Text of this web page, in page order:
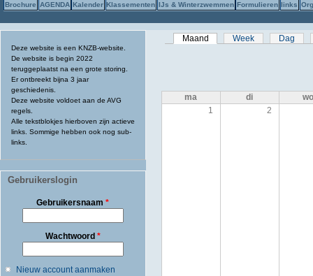
Brochure AGENDA Kalender Klassementen IJs & Winterzwemmen Formulieren links
Deze website is een KNZB-website.
De website is begin 2022
teruggeplaatst na een grote storing.
Er ontbreekt bijna 3 jaar
geschiedenis.
Deze website voldoet aan de AVG
regels.
Alle tekstblokjes hierboven zijn actieve
links. Sommige hebben ook nog sub-
links.
Gebruikerslogin
Gebruikersnaam*
Wachtwoord *
Nieuw account aanmaken
Primaire tabs
Maand (actieve tabblad)
Week Dag
ma di
1
2